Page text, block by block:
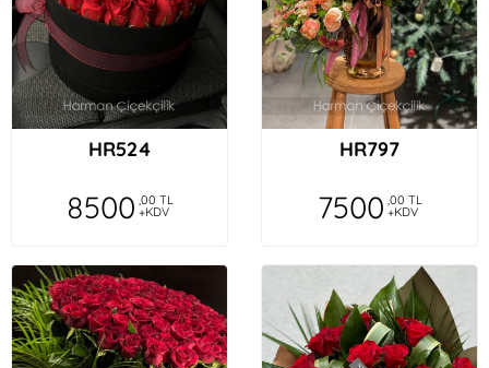
HR524
8500 ,00 TL
+KDV
HR797
7500 ,00 TL
+KDV